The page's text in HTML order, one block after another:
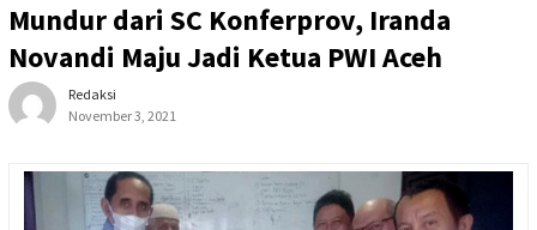
Mundur dari SC Konferprov, Iranda
Novandi Maju Jadi Ketua PWI Aceh
Redaksi
November 3, 2021